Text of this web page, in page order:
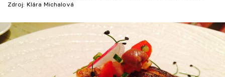
Zdroj: Klára Michalová